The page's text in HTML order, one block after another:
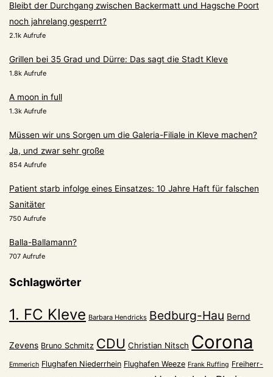
Bleibt der Durchgang zwischen Backermatt und Hagsche Poort
noch jahrelang gesperrt?
2.1k Aufrufe
Grillen bei 35 Grad und Dürre: Das sagt die Stadt Kleve
1.8k Aufrufe
A moon in full
1.3k Aufrufe
Müssen wir uns Sorgen um die Galeria-Filiale in Kleve machen?
Ja, und zwar sehr große
854 Aufrufe
Patient starb infolge eines Einsatzes: 10 Jahre Haft für falschen
Sanitäter
750 Aufrufe
Balla-Ballamann?
707 Aufrufe
Schlagwörter
1. FC Kleve Barbara Hendricks Bedburg-Hau Bernd
Zevens Bruno Schmitz CDU Christian Nitsch Corona
Emmerich Flughafen Niederrhein Flughafen Weeze Frank Ruffing Freiherr-